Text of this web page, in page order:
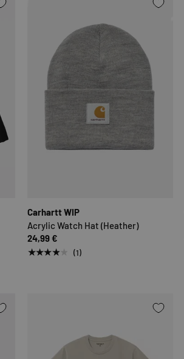
Carhartt WIP
Acrylic Watch Hat (Heather)
24,99 €
★★★★★ (1)